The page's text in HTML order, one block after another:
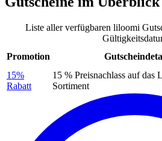
Liste aller verfügbaren liloomi
Promotion
15%
Rabatt
15 % Preisnachlass auf das
Sortiment